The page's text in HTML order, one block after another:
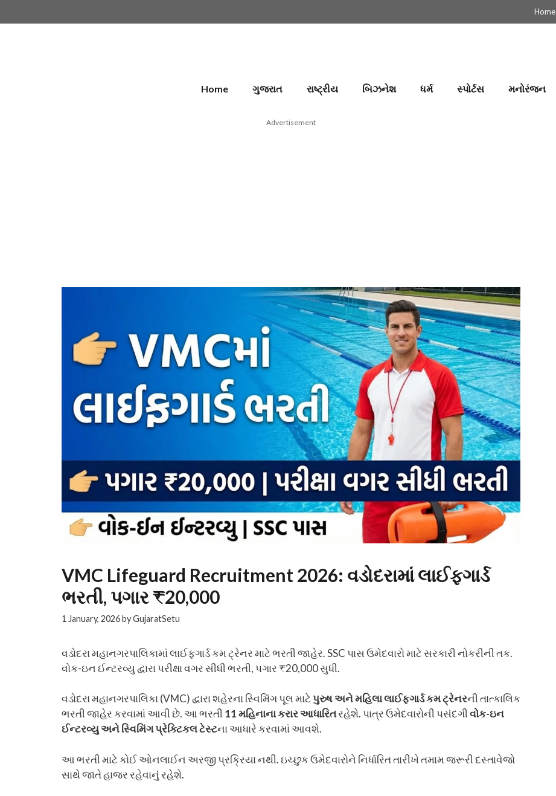
to
Home
Home ગુજરાત રાષ્ટ્રીય બિઝનેશ ધર્મ સ્પોર્ટસ મનોરંજન
Advertisement
VMC Lifeguard Recruitment 2026: વડોદરામાં લાઈફગાર્ડ
ભરતી, પગાર ₹20,000
1 January, 2026byGujaratSetu
વડોદરા મહાનગરપાલિકામાં લાઈફગાર્ડ કમ ટ્રેનર માટે ભરતી જાહેર. SSC પાસ ઉમેદવારો માટે સરકારી નોકરીની તક.
વોક-ઇન ઈન્ટરવ્યુ દ્વારા પરીક્ષા વગર સીધી ભરતી, પગાર ₹20,000 સુધી.
વડોદરા મહાનગરપાલિકા (VMC) દ્વારા શહેરના સ્વિમિંગ પૂલ માટેપુરુષ અને મહિલા લાઈફગાર્ડ કમ ટ્રેનરની તાત્કાલિક
ભરતી જાહેર કરવામાં આવી છે. આ ભરતી 11 મહિનાના કરાર આધારિતરહેશે. પાત્ર ઉમેદવારોની પસંદગીવોક-ઇન
ઈન્ટરવ્યુ અને સ્વિમિંગ પ્રેક્ટિકલ ટેસ્ટના આધારે કરવામાં આવશે.
આ ભરતી માટે કોઈ ઓનલાઈન અરજી પ્રક્રિયા નથી. ઇચ્છુક ઉમેદવારોને નિર્ધારિત તારીખે તમામ જરૂરી દસ્તાવેજો
સાથે જાતે હાજર રહેવાનું રહેશે.